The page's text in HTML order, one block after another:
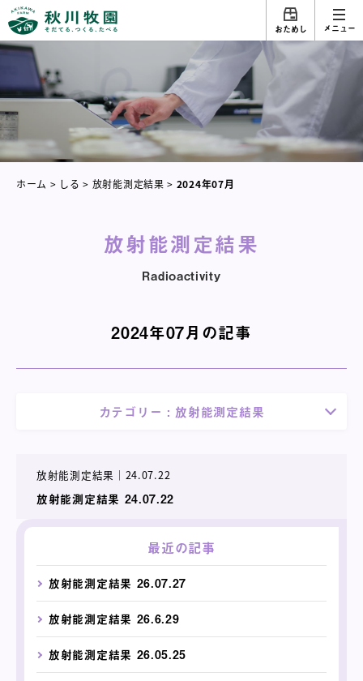
おためし メニュー
ホーム > しる > 放射能測定結果 > 2024年07月
放射能測定結果
Radioactivity
2024年07月の記事
カテゴリー : 放射能測定結果
放射能測定結果 ｜ 24.07.22
放射能測定結果 24.07.22
最近の記事
放射能測定結果 26.07.27
放射能測定結果 26.6.29
放射能測定結果 26.05.25